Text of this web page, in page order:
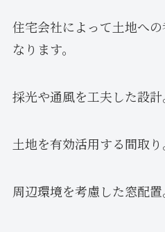
住宅会社によって土地へ
なります。
採光や通風を工夫した設計
土地を有効活用する間取り
周辺環境を考慮した窓配置